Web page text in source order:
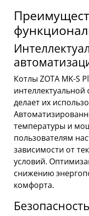
Котлы ZOTA MK-S
делает их
температуры и
пользователям
зависимости от
условий.
снижению
комфорта.